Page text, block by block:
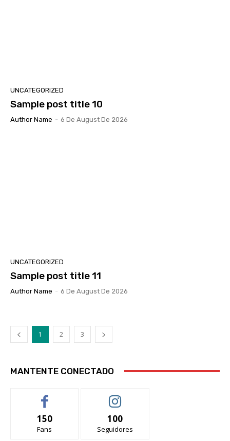
UNCATEGORIZED
Sample post title 10
Author Name - 6 De August De 2026
UNCATEGORIZED
Sample post title 11
Author Name - 6 De August De 2026
1 2 3
MANTENTE CONECTADO
150
Fans
100
Seguidores